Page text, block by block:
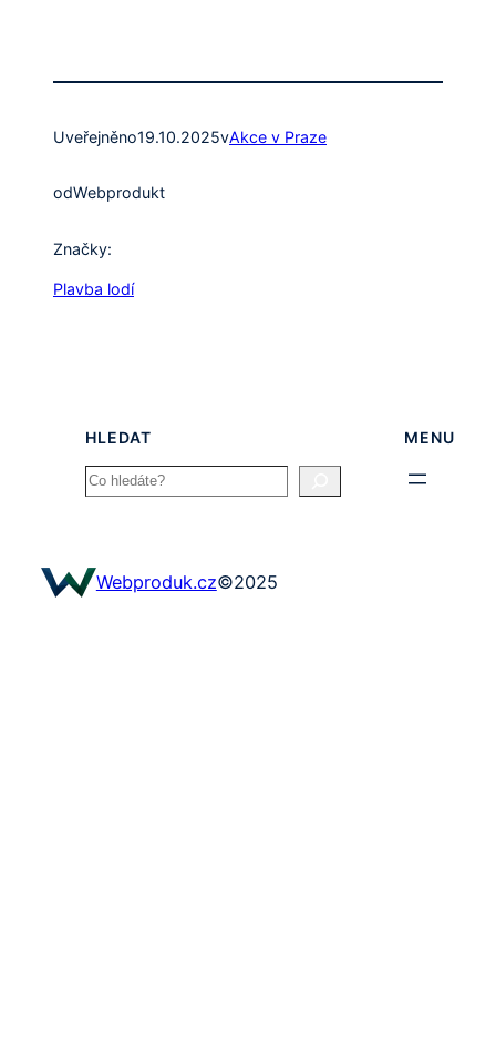
Uveřejněno19.10.2025vAkce v Praze
odWebprodukt
Značky:
Plavba lodí
HLEDAT
Search
MENU
Webproduk.cz©2025